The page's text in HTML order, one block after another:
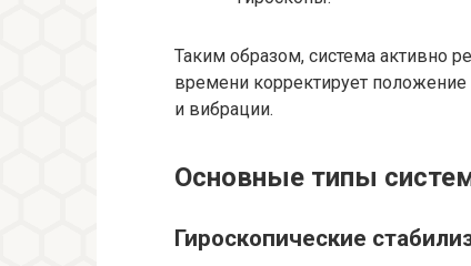
Таким образом, система активно
времени корректирует
и вибрации.
Основные типы
Гироскопические